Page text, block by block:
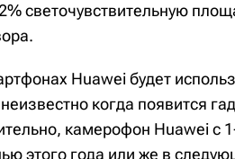
светочувствительную
Huawei будет
когда появится
камерофон Huawei
этого года или же в